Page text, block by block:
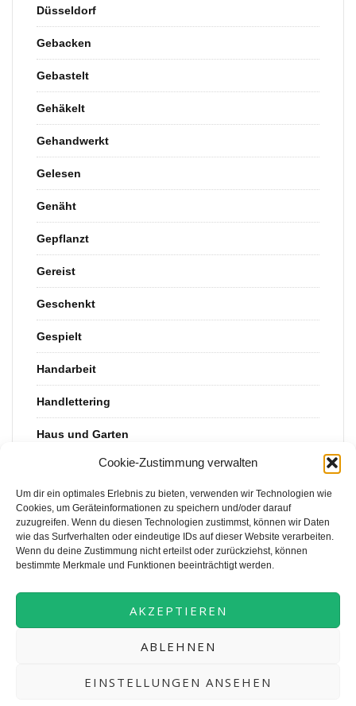
Cookie-Zustimmung verwalten
Um dir ein optimales Erlebnis zu bieten, verwenden wir Technologien wie
Cookies, um Geräteinformationen zu speichern und/oder darauf
zuzugreifen. Wenn du diesen Technologien zustimmst, können wir Daten
wie das Surfverhalten oder eindeutige IDs auf dieser Website verarbeiten.
Wenn du deine Zustimmung nicht erteilst oder zurückziehst, können
bestimmte Merkmale und Funktionen beeinträchtigt werden.
AKZEPTIEREN
ABLEHNEN
EINSTELLUNGEN ANSEHEN
Düsseldorf
Gebacken
Gebastelt
Gehäkelt
Gehandwerkt
Gelesen
Genäht
Gepflanzt
Gereist
Geschenkt
Gespielt
Handarbeit
Handlettering
Haus und Garten
Rezept
Uncategorized
Upcycling